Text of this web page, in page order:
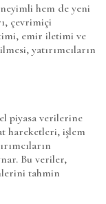
hem de yeni
çevrimiçi
emir iletimi ve
yatırımcıların
piyasa verilerine
hareketleri, işlem
Bu veriler,
tahmin